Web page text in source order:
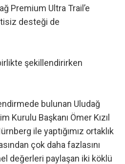
Premium Ultra Trail’e
desteği de
şekillendirirken
bulunan Uludağ
Kurulu Başkanı Ömer Kızıl
ile yaptığımız ortaklık
çok daha fazlasını
değerleri paylaşan iki köklü